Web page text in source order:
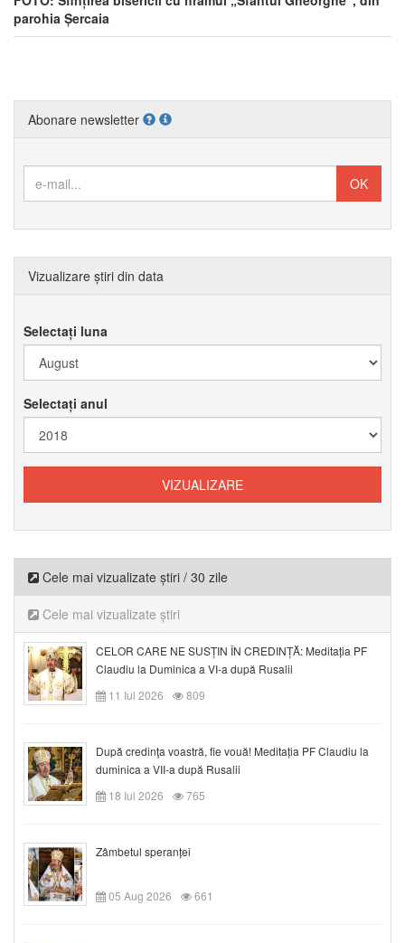
parohia Șercaia
Abonare newsletter
Vizualizare știri din data
Selectați luna
Selectați anul
Cele mai vizualizate știri / 30 zile
Cele mai vizualizate știri
CELOR CARE NE SUSȚIN ÎN CREDINȚĂ: Meditația PF
Claudiu la Duminica a VI-a după Rusalii
11 Iul 2026
809
După credinţa voastră, fie vouă! Meditația PF Claudiu la
duminica a VII-a după Rusalii
18 Iul 2026
765
Zâmbetul speranței
05 Aug 2026 661